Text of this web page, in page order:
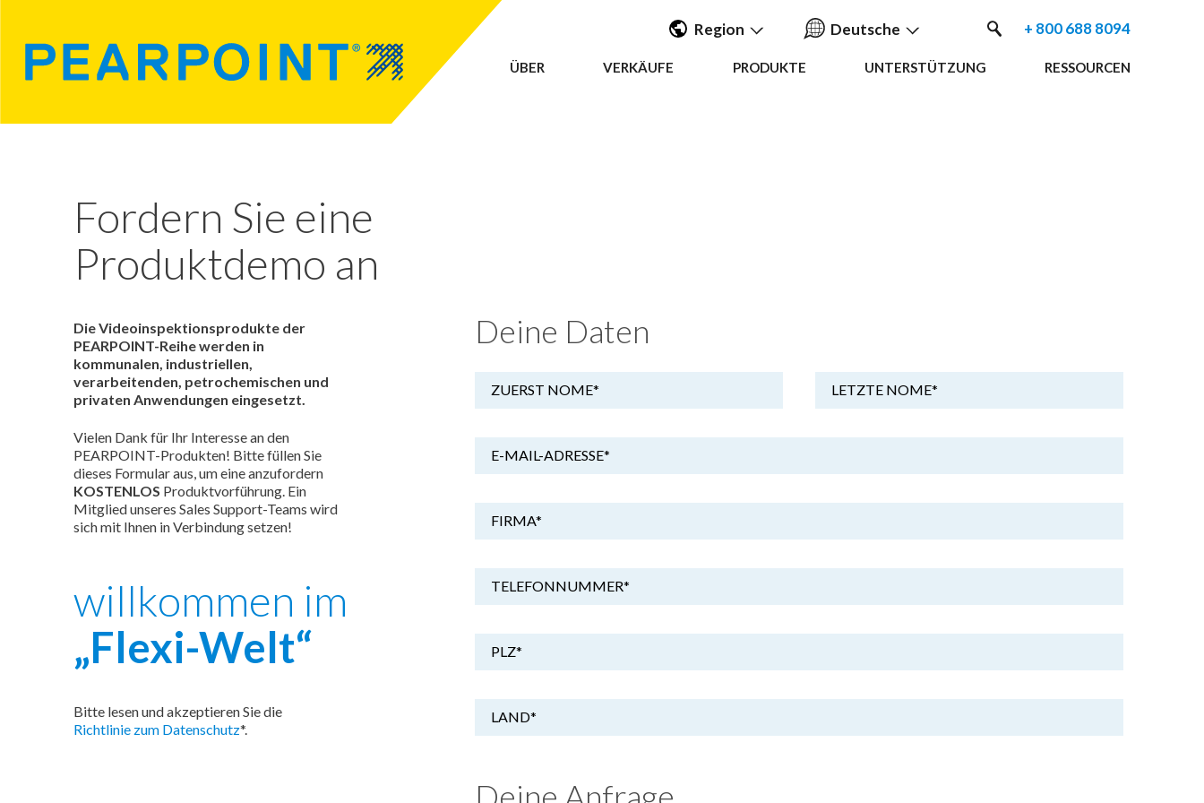
Region
Americas
Deutsche
English
+ 800 688 8094
ÜBER VERKÄUFE PRODUKTE UNTERSTÜTZUNG RESSOURCEN
Fordern Sie eine
Produktdemo an
Die Videoinspektionsprodukte der
PEARPOINT-Reihe werden in
kommunalen, industriellen,
verarbeitenden, petrochemischen und
privaten Anwendungen eingesetzt.
Vielen Dank für Ihr Interesse an den
PEARPOINT-Produkten! Bitte füllen Sie
dieses Formular aus, um eine anzufordern
KOSTENLOS Produktvorführung. Ein
Mitglied unseres Sales Support-Teams wird
sich mit Ihnen in Verbindung setzen!
willkommen im
„Flexi-Welt“
Bitte lesen und akzeptieren Sie die
Richtlinie zum Datenschutz*.
Deine Daten
ZUERST NOME* LETZTE NOME*
E-MAIL-ADRESSE*
FIRMA*
TELEFONNUMMER*
PLZ*
LAND*